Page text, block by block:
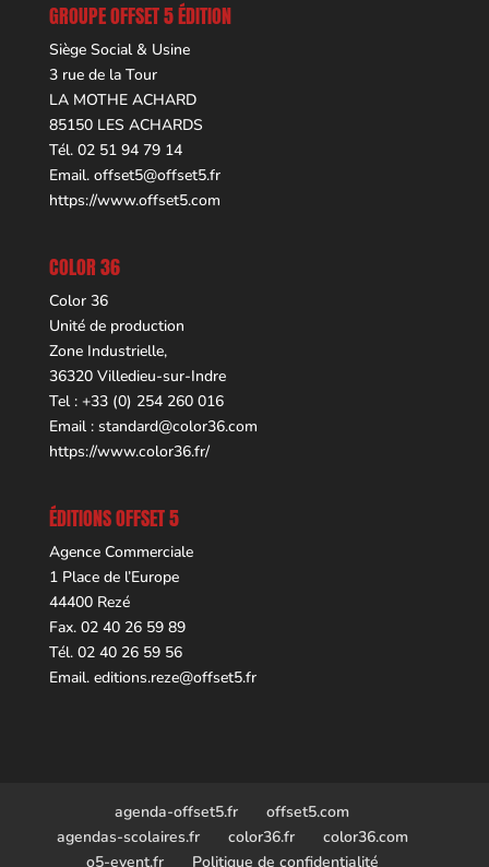
GROUPE OFFSET 5 ÉDITION
Siège Social & Usine
3 rue de la Tour
LA MOTHE ACHARD
85150 LES ACHARDS
Tél. 02 51 94 79 14
Email. offset5@offset5.fr
https://www.offset5.com
COLOR 36
Color 36
Unité de production
Zone Industrielle,
36320 Villedieu-sur-Indre
Tel : +33 (0) 254 260 016
Email : standard@color36.com
https://www.color36.fr/
ÉDITIONS OFFSET 5
Agence Commerciale
1 Place de l’Europe
44400 Rezé
Fax. 02 40 26 59 89
Tél. 02 40 26 59 56
Email. editions.reze@offset5.fr
agenda-offset5.fr
offset5.com
agendas-scolaires.fr
color36.fr
color36.com
o5-event.fr
Politique de confidentialité